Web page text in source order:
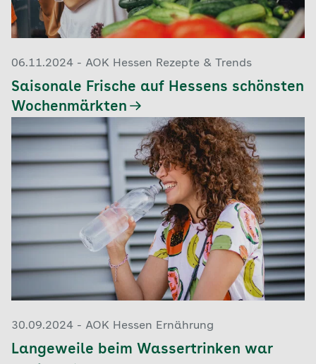
06.11.2024 - AOK Hessen Rezepte & Trends
Saisonale Frische auf Hessens schönsten
Wochenmärkten
30.09.2024 - AOK Hessen Ernährung
Langeweile beim Wassertrinken war